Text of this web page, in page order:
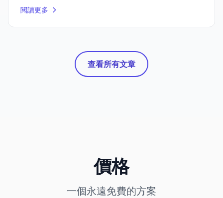
閱讀更多
查看所有文章
價格
一個永遠免費的方案